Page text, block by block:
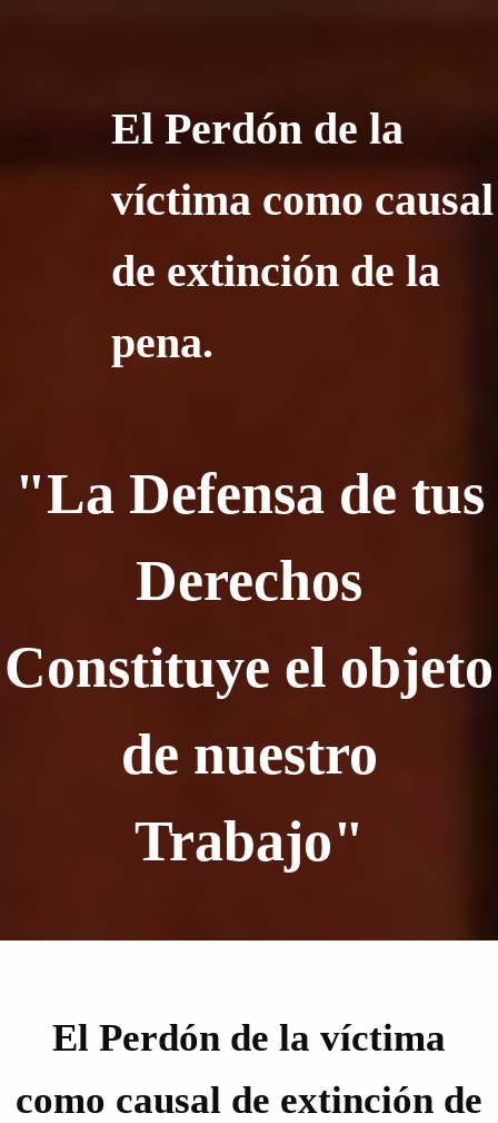
El Perdón de la
víctima como causal
de extinción de la
pena.
"La Defensa de tus
Derechos
Constituye el objeto
de nuestro
Trabajo"
El Perdón de la víctima
como causal de extinción de